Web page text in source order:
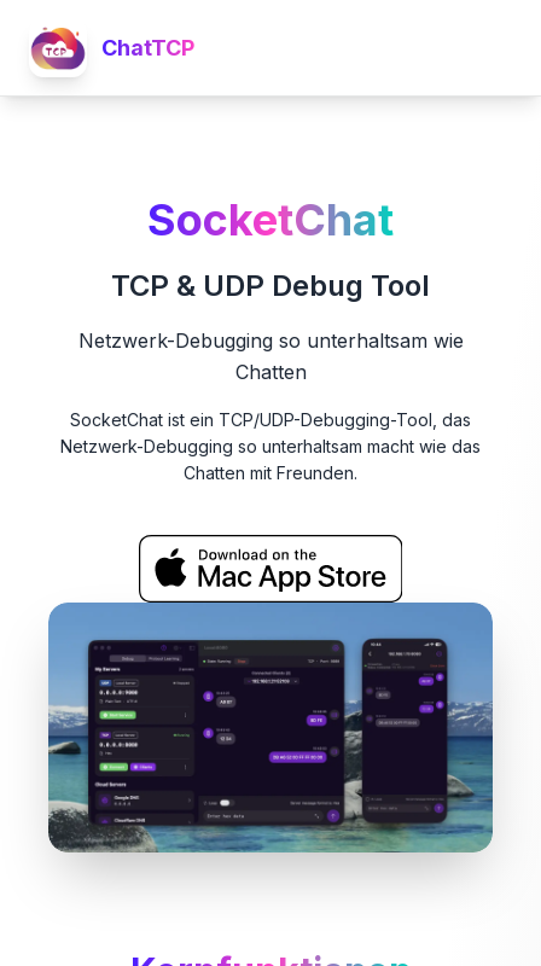
ChatTCP
SocketChat
TCP & UDP Debug Tool
Netzwerk-Debugging so unterhaltsam wie
Chatten
SocketChat ist ein TCP/UDP-Debugging-Tool, das
Netzwerk-Debugging so unterhaltsam macht wie das
Chatten mit Freunden.